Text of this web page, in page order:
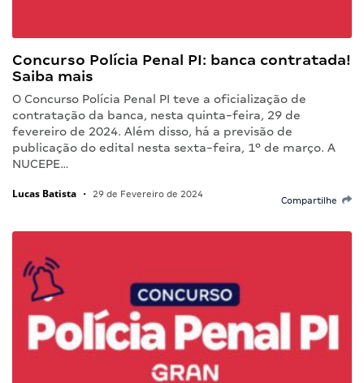
Concurso Polícia Penal PI: banca contratada!
Saiba mais
O Concurso Polícia Penal PI teve a oficialização de
contratação da banca, nesta quinta-feira, 29 de
fevereiro de 2024. Além disso, há a previsão de
publicação do edital nesta sexta-feira, 1º de março. A
NUCEPE…
Lucas Batista • 29 de Fevereiro de 2024
Compartilhe